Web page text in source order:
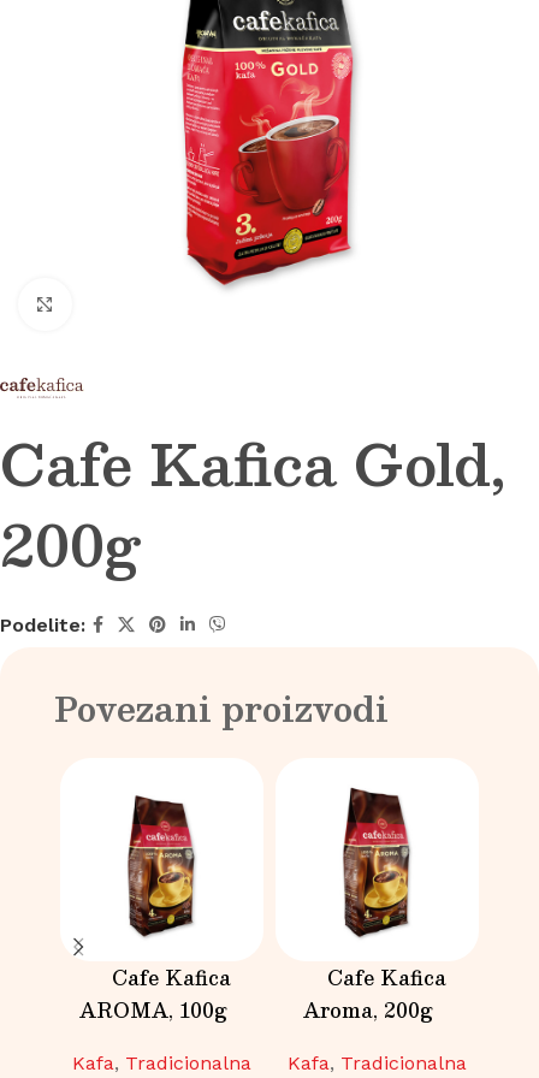
Cafe Kafica Gold,
200g
Podelite:
Povezani proizvodi
Cafe Kafica
AROMA, 100g
Kafa, Tradicionalna
Cafe Kafica
Aroma, 200g
Kafa, Tradicionalna